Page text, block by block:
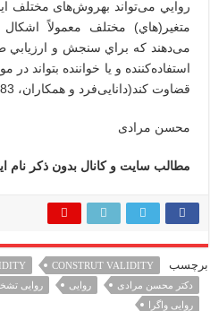
روايي می‌تواند بهروش‌های مختلف
متغير(هاي) مختلف معمولاً
می‌دهند كه براي سنجش و ارزيابي
استفاده‌کننده و يا خواننده بتواند
قضاوت كند(دانایی‌فرد و همكاران، 1383 ، 313 – 315 ).
محسن مرادی
مطالب سایت و کانال بدون ذکر نام
برچسب CONSTRUT VALIDITY
دکتر محسن مرادی
روایی روایی
روایی واگرا